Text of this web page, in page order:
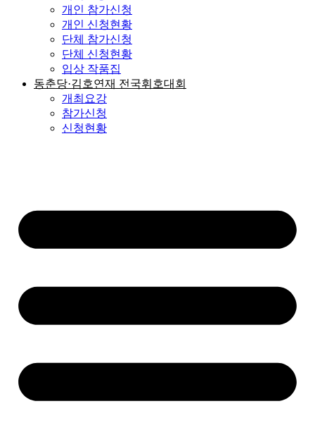
개인 참가신청
개인 신청현황
단체 참가신청
단체 신청현황
입상 작품집
동춘당·김호연재 전국휘호대회
개최요강
참가신청
신청현황